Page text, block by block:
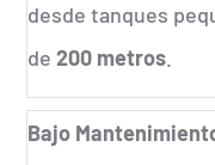
desde tanques
de200 metros
Bajo